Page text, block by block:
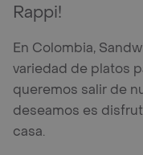
Rappi!
En Colombia,
variedad de platos
queremos salir de
deseamos es
casa.